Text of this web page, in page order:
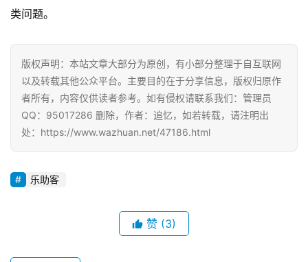
类问题。
版权声明：本站文章大部分为原创，有小部分整理于自互联网
以及转载其他公众平台。主要目的在于分享信息，版权归原作
者所有，内容仅供读者参考。如有侵权请联系我们：管理员
QQ：95017286 删除，作者：追忆，如若转载，请注明出
处：https://www.wazhuan.net/47186.html
乐助客
赞 (3)